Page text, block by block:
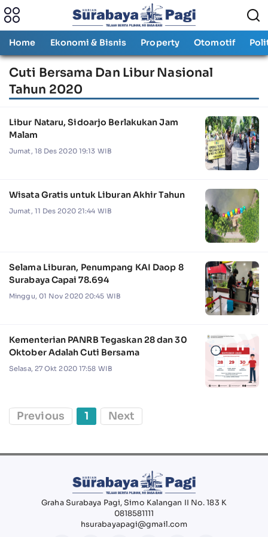
Home Ekonomi & Bisnis Property Otomotif
Cuti Bersama Dan Libur Nasional
Tahun 2020
Libur Nataru, Sidoarjo Berlakukan Jam
Malam
Jumat, 18 Des 2020 19:13 WIB
Wisata Gratis untuk Liburan Akhir Tahun
Jumat, 11 Des 2020 21:44 WIB
Selama Liburan, Penumpang KAI Daop 8
Surabaya Capai 78.694
Minggu, 01 Nov 2020 20:45 WIB
Kementerian PANRB Tegaskan 28 dan 30
Oktober Adalah Cuti Bersama
Selasa, 27 Okt 2020 17:58 WIB
Previous 1 Next
Graha Surabaya Pagi, Simo Kalangan II No. 183 K
0818581111
hsurabayapagi@gmail.com